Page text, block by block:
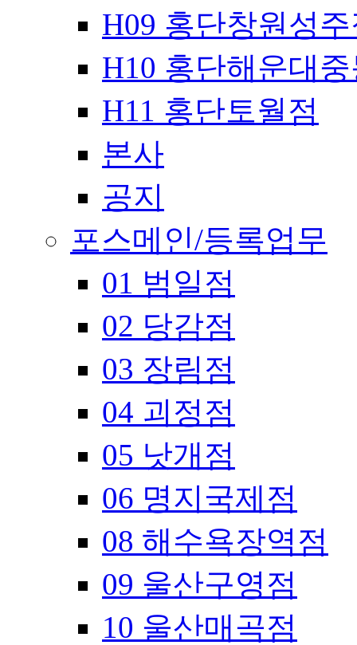
H09 홍단창원성
H10 홍단해운대
H11 홍단토월점
본사
공지
포스메인/등록업무
01 범일점
02 당감점
03 장림점
04 괴정점
05 낫개점
06 명지국제점
08 해수욕장역점
09 울산구영점
10 울산매곡점